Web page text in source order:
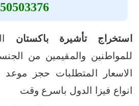
50503376
استخراج تأشيرة باكستان
للمواطنين والمقيمين من
الاسعار المتطلبات حجز موعد
انواع فيزا الدول باسرع وقت